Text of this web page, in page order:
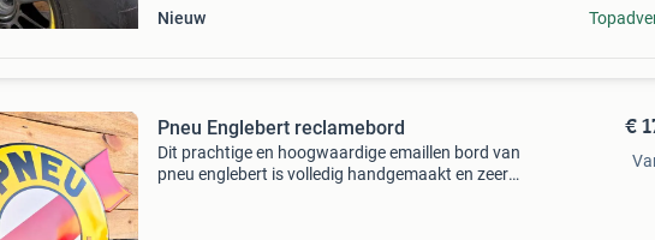
Nieuw
Pneu Englebert reclamebord
Dit prachtige en hoogwaardige emaillen bord van
pneu englebert is volledig handgemaakt en zeer
€